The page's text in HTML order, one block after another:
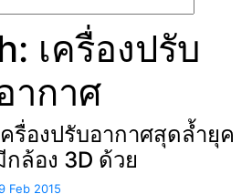
เครื่องปรับ
ากาศ
ครื่องปรับอากาศสุดล้ำยุค
กล้อง 3D ด้วย
Feb 2015